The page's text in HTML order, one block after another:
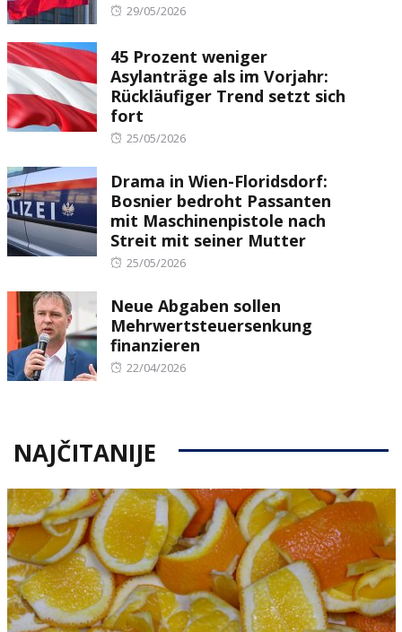
Posted
29/05/2026
45 Prozent weniger
Asylanträge als im Vorjahr:
Rückläufiger Trend setzt sich
fort
Posted
25/05/2026
Drama in Wien-Floridsdorf:
Bosnier bedroht Passanten
mit Maschinenpistole nach
Streit mit seiner Mutter
Posted
25/05/2026
Neue Abgaben sollen
Mehrwertsteuersenkung
finanzieren
Posted
22/04/2026
NAJČITANIJE